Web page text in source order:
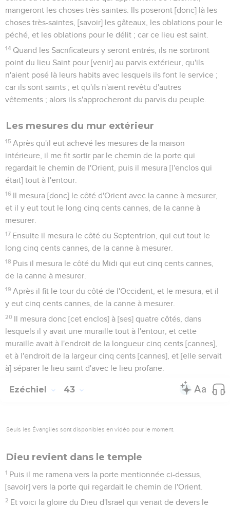
mangeront les choses très-saintes. Ils poseront [donc] là les
choses très-saintes, [savoir] les gâteaux, les oblations pour le
péché, et les oblations pour le délit ; car ce lieu est saint.
14 Quand les Sacrificateurs y seront entrés, ils ne sortiront
point du lieu Saint pour [venir] au parvis extérieur, qu'ils
n'aient posé là leurs habits avec lesquels ils font le service ;
car ils sont saints ; et qu'ils n'aient revêtu d'autres
vêtements ; alors ils s'approcheront du parvis du peuple.
Les mesures du mur extérieur
15 Après qu'il eut achevé les mesures de la maison
intérieure, il me fit sortir par le chemin de la porte qui
regardait le chemin de l'Orient, puis il mesura [l'enclos qui
était] tout à l'entour.
16 Il mesura [donc] le côté d'Orient avec la canne à mesurer,
et il y eut tout le long cinq cents cannes, de la canne à
mesurer.
17 Ensuite il mesura le côté du Septentrion, qui eut tout le
long cinq cents cannes, de la canne à mesurer.
18 Puis il mesura le côté du Midi qui eut cinq cents cannes,
de la canne à mesurer.
19 Après il fit le tour du côté de l'Occident, et le mesura, et il
y eut cinq cents cannes, de la canne à mesurer.
20 Il mesura donc [cet enclos] à [ses] quatre côtés, dans
lesquels il y avait une muraille tout à l'entour, et cette
muraille avait à l'endroit de la longueur cinq cents [cannes],
et à l'endroit de la largeur cinq cents [cannes], et [elle servait
à] séparer le lieu saint d'avec le lieu profane.
Ezéchiel 43
Seuls les Évangiles sont disponibles en vidéo pour le moment.
Dieu revient dans le temple
1 Puis il me ramena vers la porte mentionnée ci-dessus,
[savoir] vers la porte qui regardait le chemin de l'Orient.
2 Et voici la gloire du Dieu d'Israël qui venait de devers le